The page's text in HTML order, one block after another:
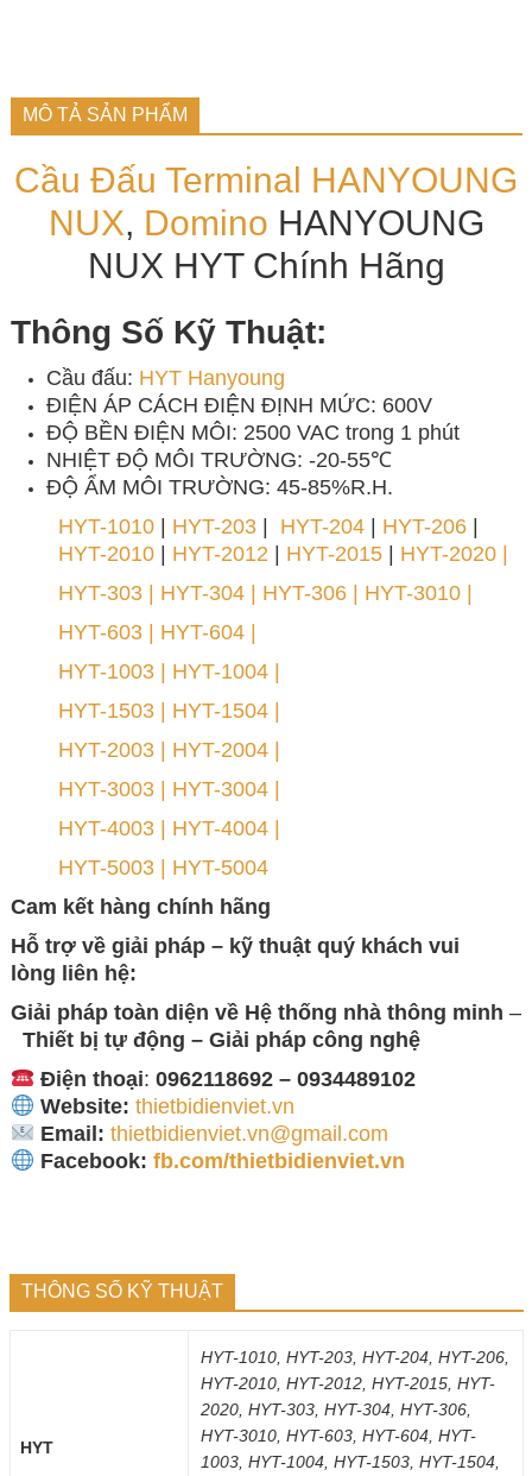
MÔ TẢ SẢN PHẨM
Cầu Đấu Terminal HANYOUNG
NUX, Domino HANYOUNG
NUX HYT Chính Hãng
Thông Số Kỹ Thuật:
Cầu đấu: HYT Hanyoung
ĐIỆN ÁP CÁCH ĐIỆN ĐỊNH MỨC: 600V
ĐỘ BỀN ĐIỆN MÔI: 2500 VAC trong 1 phút
NHIỆT ĐỘ MÔI TRƯỜNG: -20-55℃
ĐỘ ẨM MÔI TRƯỜNG: 45-85%R.H.
HYT-1010| HYT-203| HYT-204| HYT-206|
HYT-2010| HYT-2012 | HYT-2015| HYT-2020 |
HYT-303 | HYT-304 | HYT-306 | HYT-3010 |
HYT-603 | HYT-604 |
HYT-1003 | HYT-1004 |
HYT-1503 | HYT-1504 |
HYT-2003 | HYT-2004 |
HYT-3003 | HYT-3004 |
HYT-4003 | HYT-4004 |
HYT-5003 | HYT-5004
Cam kết hàng chính hãng
Hỗ trợ về giải pháp – kỹ thuật quý khách vui
lòng liên hệ:
Giải pháp toàn diện về Hệ thống nhà thông minh –
Thiết bị tự động – Giải pháp công nghệ
Điện thoại: 0962118692 – 0934489102
Website: thietbidienviet.vn
Email: thietbidienviet.vn@gmail.com
Facebook: fb.com/thietbidienviet.vn
THÔNG SỐ KỸ THUẬT
HYT
HYT-1010, HYT-203, HYT-204, HYT-206,
HYT-2010, HYT-2012, HYT-2015, HYT-
2020, HYT-303, HYT-304, HYT-306,
HYT-3010, HYT-603, HYT-604, HYT-
1003, HYT-1004, HYT-1503, HYT-1504,